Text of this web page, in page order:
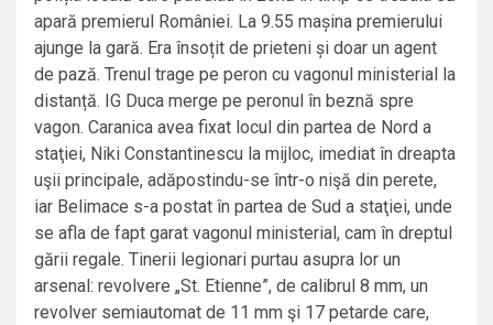
apară premierul României. La 9.55 mașina premierului
ajunge la gară. Era însoțit de prieteni și doar un agent
de pază. Trenul trage pe peron cu vagonul ministerial la
distanță. IG Duca merge pe peronul în beznă spre
vagon. Caranica avea fixat locul din partea de Nord a
staţiei, Niki Constantinescu la mijloc, imediat în dreapta
uşii principale, adăpostindu-se într-o nişă din perete,
iar Belimace s-a postat în partea de Sud a staţiei, unde
se afla de fapt garat vagonul ministerial, cam în dreptul
gării regale. Tinerii legionari purtau asupra lor un
arsenal: revolvere „St. Etienne”, de calibrul 8 mm, un
revolver semiautomat de 11 mm şi 17 petarde care,